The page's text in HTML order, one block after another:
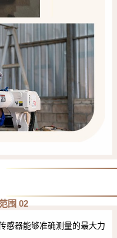
围 02
感器能够准确测量的最大力